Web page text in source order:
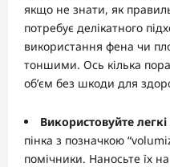
якщо не знати, як
потребує делікатного
використання фена чи
тоншими. Ось кілька
об’єм без шкоди для
Використовуйте
пінка з позначкою
помічники. Наносьте їх